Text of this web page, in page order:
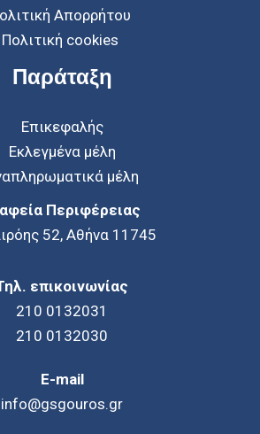
Απορρήτου
Πολιτική cookies
Παράταξη
Επικεφαλής
Εκλεγμένα μέλη
μέλη
Περιφέρειας
52, Αθήνα 11745
επικοινωνίας
210 0132031
210 0132030
E-mail
info@gsgouros.gr